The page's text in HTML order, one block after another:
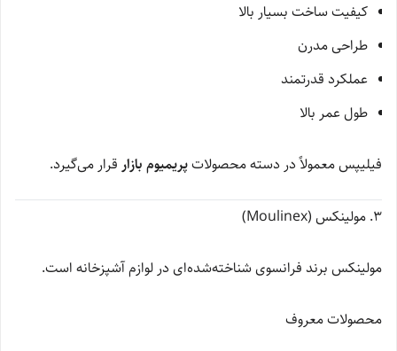
کیفیت ساخت بسیار بالا
طراحی مدرن
عملکرد قدرتمند
طول عمر بالا
فیلیپس معمولاً در دسته محصولاتپریمیوم بازار قرار می‌گیرد.
3. مولینکس (Moulinex)
مولینکس برند فرانسوی شناخته‌شده‌ای در لوازم آشپزخانه است.
محصولات معروف